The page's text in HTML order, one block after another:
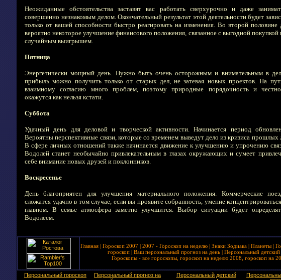
Неожиданные обстоятельства заставят вас работать сверхурочно и даже
совершенно незнакомым делом. Окончательный результат этой деятельности будет
только от вашей способности быстро реагировать на изменения. Во второй половине
вероятно некоторое улучшение финансового положения, связанное с выгодной покупкой
случайным выигрышем.
Пятница
Энергетически мощный день. Нужно быть очень осторожным и внимательным в
прибыль можно получить только от старых дел, не затевая новых проектов. На
взаимному согласию много проблем, поэтому природные порядочность и
окажутся как нельзя кстати.
Суббота
Удачный день для деловой и творческой активности. Начинается период
Вероятны перспективные связи, которые со временем выведут дело из кризиса прошлых
В сфере личных отношений также начинается движение к улучшению и упрочению
Водолей станет необычайно привлекательным в глазах окружающих и сумеет
себе внимание новых друзей и поклонников.
Воскресенье
День благоприятен для улучшения материального положения. Коммерческие
сложатся удачно в том случае, если вы проявите собранность, умение
главном. В семье атмосфера заметно улучшится. Выбор ситуации будет
Водолеем.
Главная | Гороскоп 2007 | 2007 - Гороскоп на неделю | Знаки Зодиака | Планеты |
гороскоп| Ваш персональный прогноз на день| Персональный детский
Гороскопы - все гороскопы, гороскоп на неделю 2008, гороскоп на
Персональный гороскоп
Персональный прогноз на
Персональный детский